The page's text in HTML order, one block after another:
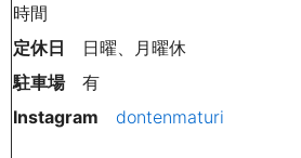
時間
定休日 日曜、月曜休
駐車場有
Instagram
dontenmaturi